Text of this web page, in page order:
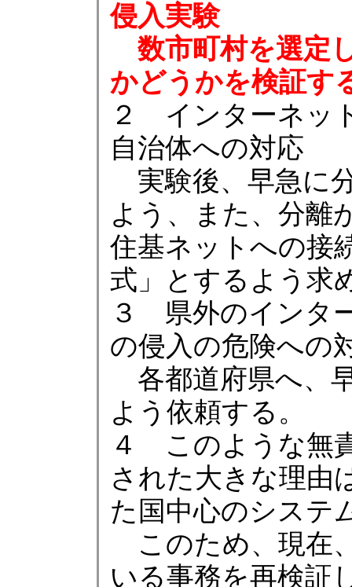
侵入実験
数市町村を選定
かどうかを検証す
２ インターネッ
自治体への対応
実験後、早急に
よう、また、分離
住基ネットへの接
式」とするよう求
３ 県外のインタ
の侵入の危険への
各都道府県へ、
よう依頼する。
４ このような無
された大きな理由
た国中心のシステ
このため、現在
いる事務を再検証